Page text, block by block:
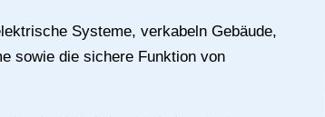
Systeme, verkabeln Gebäude,
sowie die sichere Funktion von